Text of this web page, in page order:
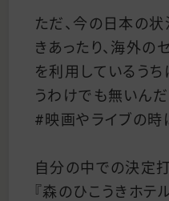
ただ、今の日本の状
きあったり、海外の
を利用しているうち
うわけでも無いんだ
#映画やライブの時
自分の中での決定
『森のひこうきホテ